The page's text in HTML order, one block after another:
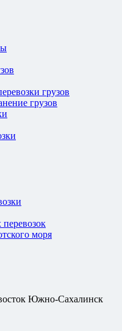
грузов
грузов
моря
Южно-Сахалинск